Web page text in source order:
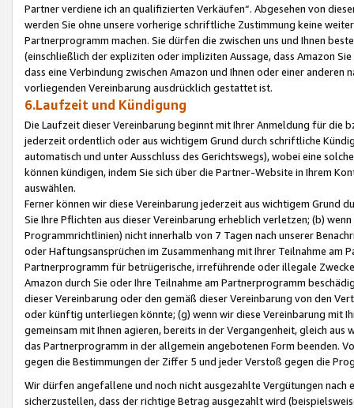
Partner verdiene ich an qualifizierten Verkäufen“. Abgesehen von
werden Sie ohne unsere vorherige schriftliche Zustimmung keine
Partnerprogramm machen. Sie dürfen die zwischen uns und Ihnen
(einschließlich der expliziten oder impliziten Aussage, dass Amazon
dass eine Verbindung zwischen Amazon und Ihnen oder einer
vorliegenden Vereinbarung ausdrücklich gestattet ist.
6.Laufzeit und Kündigung
Die Laufzeit dieser Vereinbarung beginnt mit Ihrer Anmeldung für die
jederzeit ordentlich oder aus wichtigem Grund durch schriftliche
automatisch und unter Ausschluss des Gerichtswegs), wobei eine
können kündigen, indem Sie sich über die Partner-Website in Ihrem
auswählen.
Ferner können wir diese Vereinbarung jederzeit aus wichtigem Grund
Sie Ihre Pflichten aus dieser Vereinbarung erheblich verletzen; (b)
Programmrichtlinien) nicht innerhalb von 7 Tagen nach unserer
oder Haftungsansprüchen im Zusammenhang mit Ihrer Teilnahme am
Partnerprogramm für betrügerische, irreführende oder illegale
Amazon durch Sie oder Ihre Teilnahme am Partnerprogramm
dieser Vereinbarung oder den gemäß dieser Vereinbarung von den
oder künftig unterliegen könnte; (g) wenn wir diese Vereinbarung mit
gemeinsam mit Ihnen agieren, bereits in der Vergangenheit, gleich
das Partnerprogramm in der allgemein angebotenen Form beenden.
gegen die Bestimmungen der Ziffer 5 und jeder Verstoß gegen die
Wir dürfen angefallene und noch nicht ausgezahlte Vergütungen
sicherzustellen, dass der richtige Betrag ausgezahlt wird